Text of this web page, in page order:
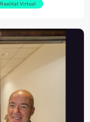
Realitat Virtual